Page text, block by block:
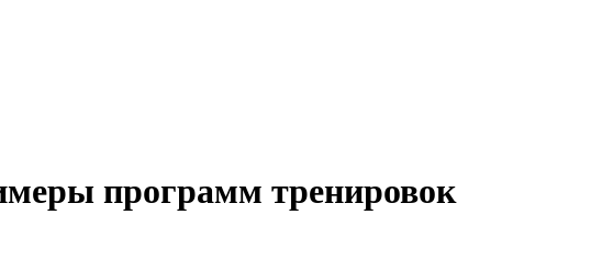
программ тренировок